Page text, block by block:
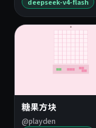
糖果方块
@playden